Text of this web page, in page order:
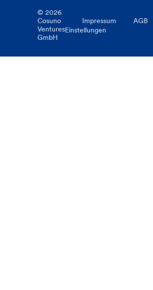
© 2026
Cosuno
Ventures
GmbH
Impressum AGB
Einstellungen